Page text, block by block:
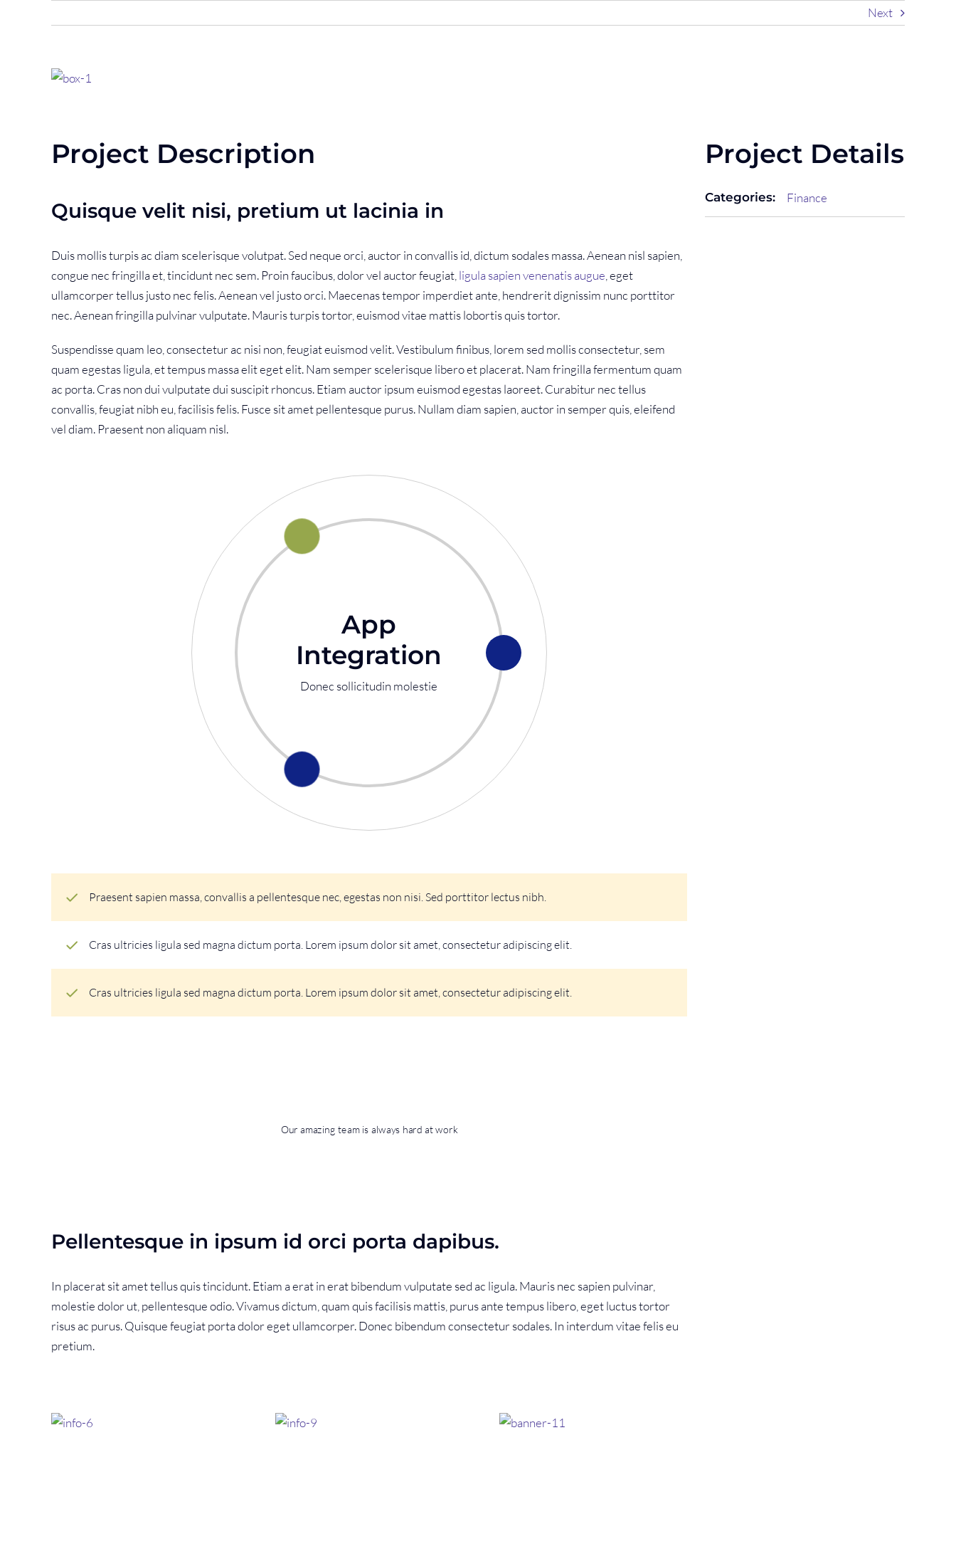
Next
View
Project Description
Quisque velit nisi, pretium ut lacinia in
Duis mollis turpis ac diam scelerisque volutpat. Sed neque orci, auctor in convallis id, dictum sodales massa. Aenean nisl sapien,
congue nec fringilla et, tincidunt nec sem. Proin faucibus, dolor vel auctor feugiat, ligula sapien venenatis augue , eget
ullamcorper tellus justo nec felis. Aenean vel justo orci. Maecenas tempor imperdiet ante, hendrerit dignissim nunc porttitor
nec. Aenean fringilla pulvinar vulputate. Mauris turpis tortor, euismod vitae mattis lobortis quis tortor.
Suspendisse quam leo, consectetur ac nisi non, feugiat euismod velit. Vestibulum finibus, lorem sed mollis consectetur, sem
quam egestas ligula, et tempus massa elit eget elit. Nam semper scelerisque libero et placerat. Nam fringilla fermentum quam
ac porta. Cras non dui vulputate dui suscipit rhoncus. Etiam auctor ipsum euismod egestas laoreet. Curabitur nec tellus
convallis, feugiat nibh eu, facilisis felis. Fusce sit amet pellentesque purus. Nullam diam sapien, auctor in semper quis, eleifend
vel diam. Praesent non aliquam nisl.
App
Integration
Donec sollicitudin molestie
Praesent sapien massa, convallis a pellentesque nec, egestas non nisi. Sed porttitor lectus nibh.
Cras ultricies ligula sed magna dictum porta. Lorem ipsum dolor sit amet, consectetur adipiscing elit.
Cras ultricies ligula sed magna dictum porta. Lorem ipsum dolor sit amet, consectetur adipiscing elit.
Our amazing team is always hard at work
Pellentesque in ipsum id orci porta dapibus.
In placerat sit amet tellus quis tincidunt. Etiam a erat in erat bibendum vulputate sed ac ligula. Mauris nec sapien pulvinar,
molestie dolor ut, pellentesque odio. Vivamus dictum, quam quis facilisis mattis, purus ante tempus libero, eget luctus tortor
risus ac purus. Quisque feugiat porta dolor eget ullamcorper. Donec bibendum consectetur sodales. In interdum vitae felis eu
pretium.
Project Details
Categories: Finance